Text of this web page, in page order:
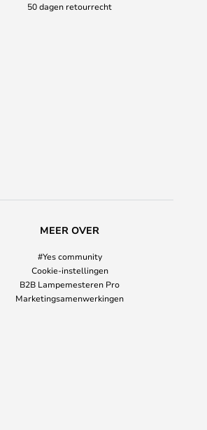
50 dagen retourrecht
MEER OVER
#Yes community
Cookie-instellingen
B2B Lampemesteren Pro
Marketingsamenwerkingen